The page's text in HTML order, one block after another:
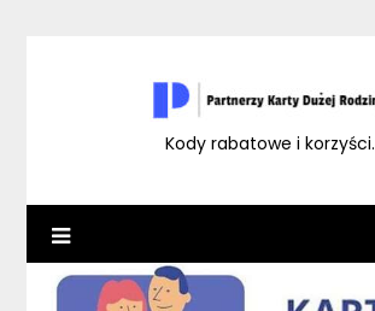
Kody rabatowe i korzyści.